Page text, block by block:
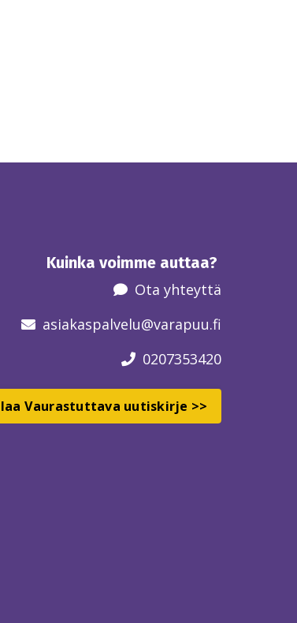
Kuinka voimme auttaa?
Ota yhteyttä
asiakaspalvelu@varapuu.fi
0207353420
Vaurastuttava uutiskirje >>